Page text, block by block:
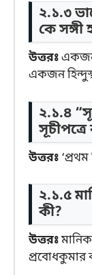
২.১.৩
কে সঙ্গী
উত্তরঃ
একজন
২.১.৪
উত্তরঃ
২.১.৫
কী?
উত্তরঃ
প্রবোধকুমার